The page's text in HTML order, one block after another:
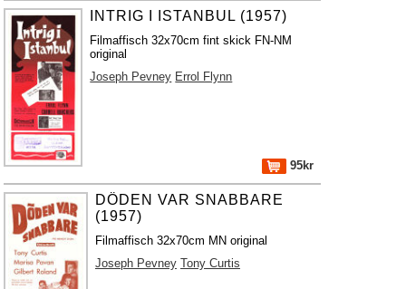
INTRIG I ISTANBUL (1957)
Filmaffisch 32x70cm fint skick FN-NM
original
Joseph Pevney Errol Flynn
95kr
DÖDEN VAR SNABBARE
(1957)
Filmaffisch 32x70cm MN original
Joseph Pevney Tony Curtis